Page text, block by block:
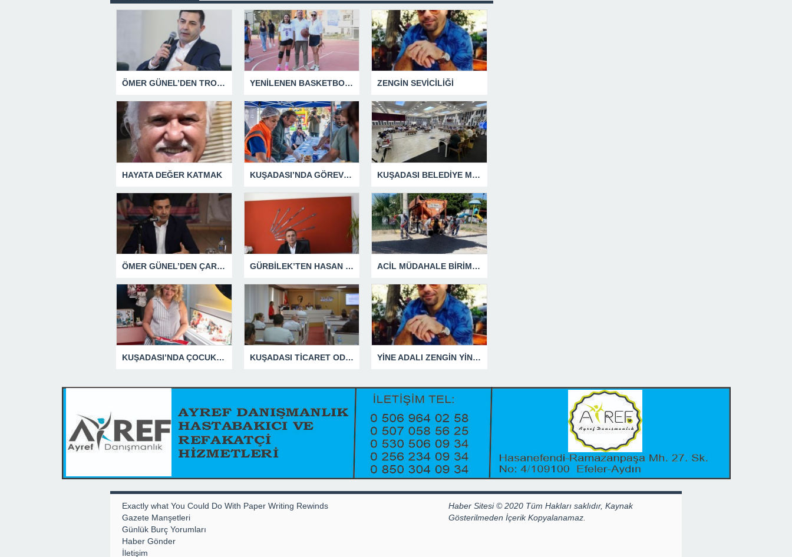
ÖMER GÜNEL’DEN TROLLERE YÖNELİK SUÇ DUYURUSU YENİLENEN BASKETBOL SAHASINA EFE İBRİKOĞLU’NUN ADI VERİLDİ ZENGİN SEVİCİLİĞİ
HAYATA DEĞER KATMAK KUŞADASI’NDA GÖREV ŞEHİTLERİ UNUTULMADI KUŞADASI BELEDİYE MECLİSİ’NDEN ÖNEMLİ KARARLAR
ÖMER GÜNEL’DEN ÇARPICI AÇIKLAMALAR GÜRBİLEK’TEN HASAN SARGIN’A YANIT GECİKMEDİ ACİL MÜDAHALE BİRİMİ HİZMETİNİ SÜRDÜRÜYOR
KUŞADASI’NDA ÇOCUKLUĞUN HATIRALARI OYUNCAK MÜZESİNDE HAYAT BULACAK KUŞADASI TİCARET ODASI TEMMUZ MECLİSİNDE YEREL İŞLETMELERE ANLAMLI DESTEK YİNE ADALI ZENGİN YİNE BEN DEDİ
Exactly what You Could Do With Paper Writing Rewinds
Gazete Manşetleri
Günlük Burç Yorumları
Haber Gönder
İletişim
Haber Sitesi © 2020 Tüm Hakları saklıdır, Kaynak
Gösterilmeden İçerik Kopyalanamaz.